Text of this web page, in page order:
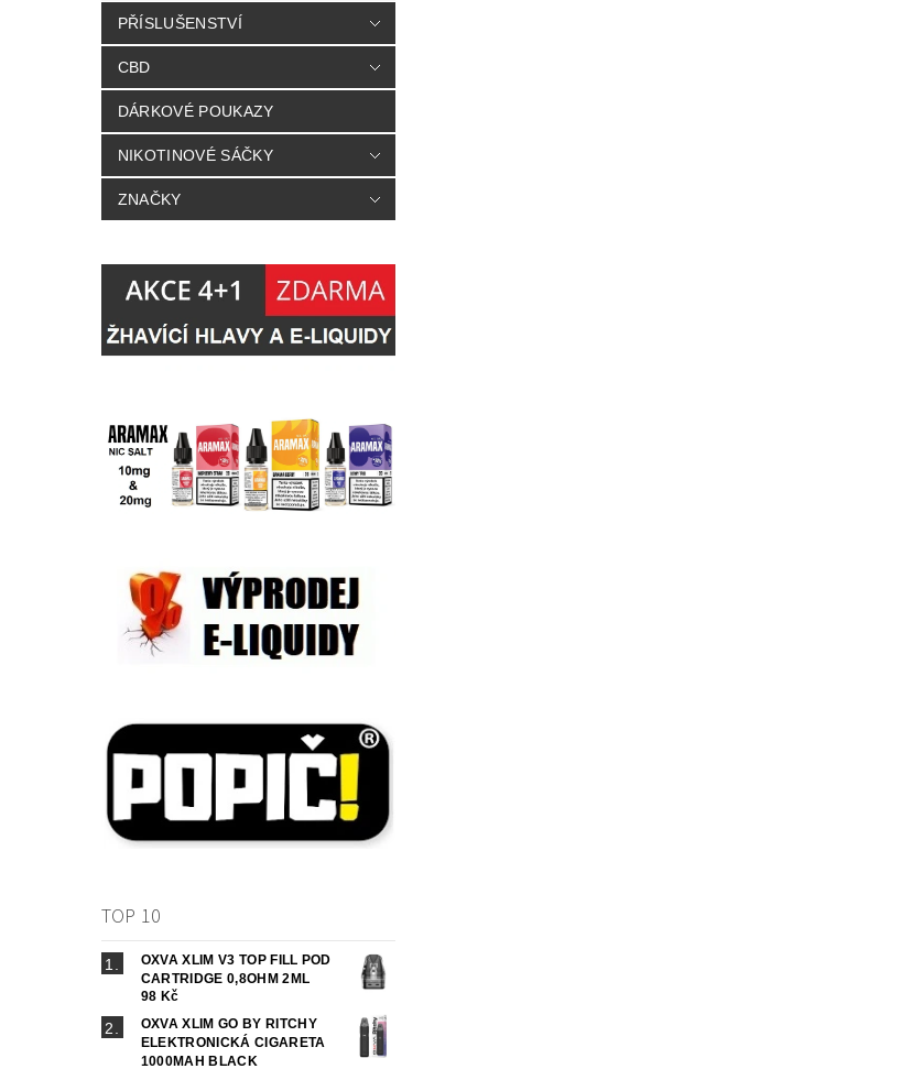
PŘÍSLUŠENSTVÍ
CBD
DÁRKOVÉ POUKAZY
NIKOTINOVÉ SÁČKY
ZNAČKY
TOP 10
OXVA XLIM V3 TOP FILL POD
CARTRIDGE 0,8OHM 2ML
98 Kč
OXVA XLIM GO BY RITCHY
ELEKTRONICKÁ CIGARETA
1000MAH BLACK